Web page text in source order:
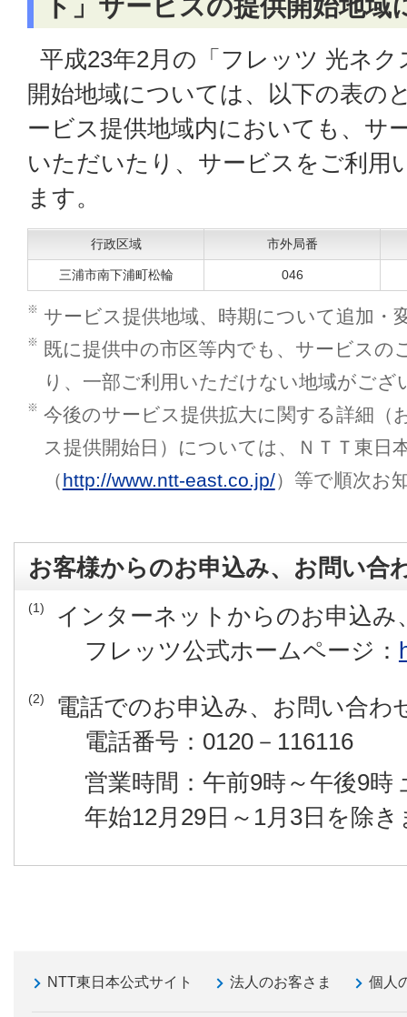
ト」サービスの提供開始地域
平成23年2月の「フレッツ 光ネ
開始地域については、以下の表
ービス提供地域内においても、サ
いただいたり、サービスをご利用
ます。
行政区域 市外局番
三浦市南下浦町松輪 046
※ サービス提供地域、時期について追加・
※
既に提供中の市区等内でも、サービスの
り、一部ご利用いただけない地域がござ
※ 今後のサービス提供拡大に関する詳細（
ス提供開始日）については、ＮＴＴ東日
（http://www.ntt-east.co.jp/）等で順次お
お客様からのお申込み、お問い合
(1)
インターネットからのお申込み
フレッツ公式ホームページ：
(2)
電話でのお申込み、お問い合わ
電話番号：0120－116116
営業時間：午前9時～午後9時
年始12月29日～1月3日を除き
NTT東日本公式サイト 法人のお客さま 個人